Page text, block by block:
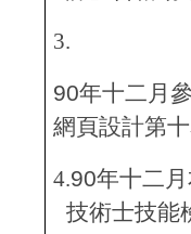
3.
90年十二月
網頁設計第
4.90年十二
技術士技能